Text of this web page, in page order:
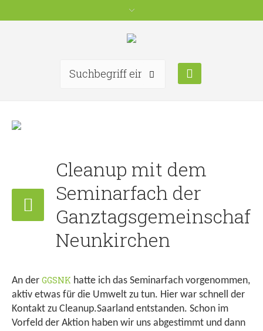
Cleanup mit dem
Seminarfach der
Neunkirchen
An der GGSNK hatte ich das Seminarfach vorgenommen,
aktiv etwas für die Umwelt zu tun. Hier war schnell der
Kontakt zu Cleanup.Saarland entstanden. Schon im
Vorfeld der Aktion haben wir uns abgestimmt und dann